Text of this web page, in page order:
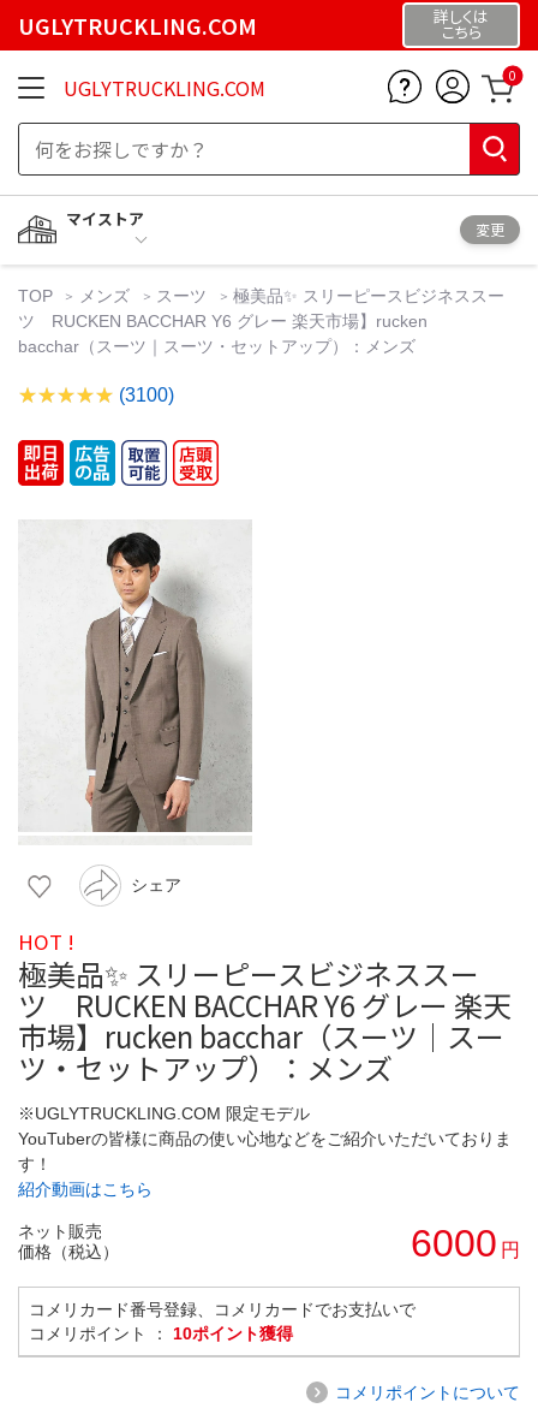
UGLYTRUCKLING.COM 詳しくは
こちら
UGLYTRUCKLING.COM 0
マイストア
変更
TOP メンズ スーツ
極美品✨ スリーピースビジネススー
ツ RUCKEN BACCHAR Y6 グレー 楽天市場】rucken
bacchar（スーツ｜スーツ・セットアップ）：メンズ
(3100)
シェア
HOT !
極美品✨ スリーピースビジネススー
ツ RUCKEN BACCHAR Y6 グレー 楽天
市場】rucken bacchar（スーツ｜スー
ツ・セットアップ）：メンズ
※UGLYTRUCKLING.COM 限定モデル
YouTuberの皆様に商品の使い心地などをご紹介いただいておりま
す！
紹介動画はこちら
ネット販売
価格（税込）
6000 円
コメリカード番号登録、コメリカードでお支払いで
コメリポイント ： 10ポイント獲得
コメリポイントについて